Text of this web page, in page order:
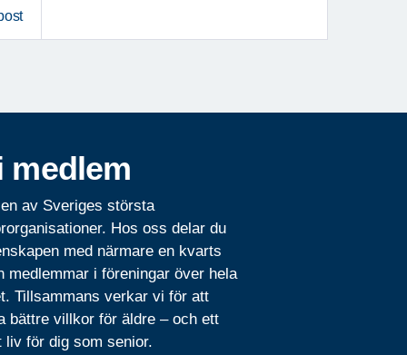
medlem
av Sveriges största
Hos oss delar du
med närmare en kvarts
medlemmar i föreningar över hela
Tillsammans verkar vi för att
bättre villkor för äldre – och ett
liv för dig som senior.